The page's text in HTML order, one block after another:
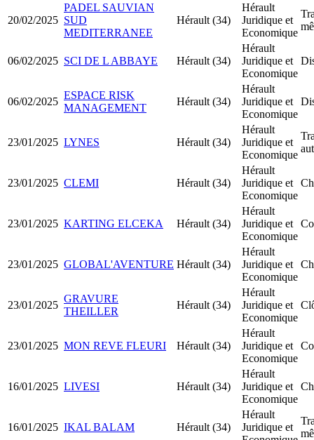
20/02/2025
PADEL SAUVIAN
SUD
MEDITERRANEE
Hérault (34)
Hérault
Juridique et
Economique
06/02/2025 SCI DE L ABBAYE Hérault (34)
Hérault
Juridique et
Economique
06/02/2025
ESPACE RISK
MANAGEMENT
Hérault (34)
Hérault
Juridique et
Economique
23/01/2025 LYNES Hérault (34)
Hérault
Juridique et
Economique
23/01/2025 CLEMI Hérault (34)
Hérault
Juridique et
Economique
23/01/2025 KARTING ELCEKA Hérault (34)
Hérault
Juridique et
Economique
23/01/2025 GLOBAL'AVENTURE Hérault (34)
Hérault
Juridique et
Economique
23/01/2025
GRAVURE
THEILLER
Hérault (34)
Hérault
Juridique et
Economique
23/01/2025 MON REVE FLEURI Hérault (34)
Hérault
Juridique et
Economique
16/01/2025 LIVESI Hérault (34)
Hérault
Juridique et
Economique
16/01/2025 IKAL BALAM Hérault (34)
Hérault
Juridique et